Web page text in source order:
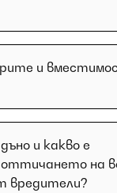
и
и какво е
оттичането на
вредители?